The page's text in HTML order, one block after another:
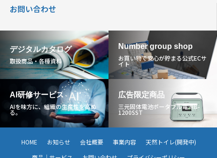
お問い合わせ
デジタルカタログ
取扱商品・各種資料
Number group shop
お買い物で安心が貯まる公式ECサ
イト
AI研修サービス
AIを味方に、組織の生産性を高め
る。
広告限定商品
三元固体電池ポータブル電源B-
1200SST
HOME お知らせ 会社概要 事業内容
天然トイレ(開発中)